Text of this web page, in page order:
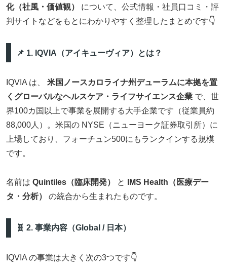
化（社風・価値観）
について、公式情報・社員口コミ・評
判サイトなどをもとにわかりやすく整理したまとめです👇
📌 1. IQVIA（アイキューヴィア）とは？
IQVIA は、 米国ノースカロライナ州デューラムに本拠を置
くグローバルなヘルスケア・ライフサイエンス企業 で、世
界100カ国以上で事業を展開する大手企業です（従業員約
88,000人）。米国の NYSE（ニューヨーク証券取引所）に
上場しており、フォーチュン500にもランクインする規模
です。
名前は Quintiles（臨床開発） と
IMS Health（医療デー
タ・分析）
の統合から生まれたものです。
🧬 2. 事業内容（Global / 日本）
IQVIA の事業は大きく次の3つです👇